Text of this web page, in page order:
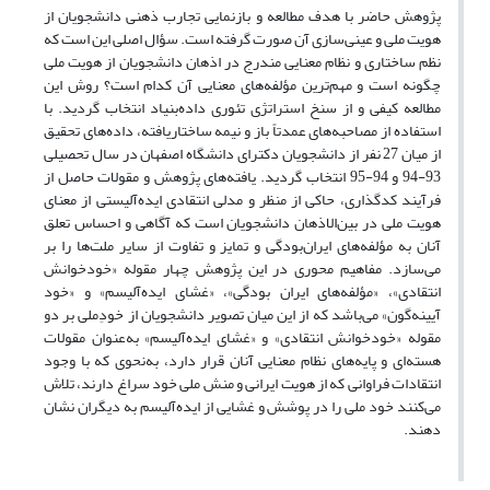
پژوهش حاضر با هدف مطالعه و بازنمایی تجارب ذهنی دانشجویان از
هویت ملی و عینی‌سازی آن صورت گرفته است. سؤال اصلی این است که
نظم ساختاری و نظام معنایی مندرج در اذهان دانشجویان از هویت ملی
چگونه است و مهم‌ترین مؤلفه‌‌های معنایی آن کدام است؟ روش این
مطالعه کیفی و از سنخ استراتژی تئوری داده‌بنیاد انتخاب گردید. با
استفاده از مصاحبه‌‌های عمدتاً باز و نیمه ساختاریافته، داده‌‌های تحقیق
از میان 27 نفر از دانشجویان دکترای دانشگاه اصفهان در سال تحصیلی
93-94 و 94-95 انتخاب گردید. یافته‌‌های پژوهش و مقولات حاصل از
فرآیند کدگذاری، حاکی از منظر و مدلی انتقادی ایده‌آلیستی از معنای
هویت ملی در بین‌الاذهان دانشجویان است که آگاهی و احساس تعلق
آنان به مؤلفه‌‌های ایران‌بودگی و تمایز و تفاوت از سایر ملت‌ها را بر
می‌سازد. مفاهیم محوری در این پژوهش چهار مقوله «خودخوانش
انتقادی»، «مؤلفه‌‌های ایران بودگی»، «غشای ایده‌آلیسم» و «خود
آیینه‌گون» می‌باشد که از این میان تصویر دانشجویان از خودِملی بر دو
مقوله «خودخوانش انتقادی» و «غشای ایده‌آلیسم» به‌عنوان مقولات
هسته‌ای و پایه‌‌های نظام معنایی آنان قرار دارد، به‌نحوی که با وجود
انتقادات فراوانی که از هویت ایرانی و منش ملی خود سراغ دارند، تلاش
می‌کنند خود ملی را در پوشش و غشایی از ایده‌آلیسم به دیگران نشان
دهند.